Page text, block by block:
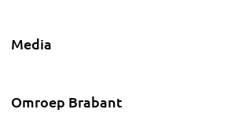
Media
Omroep Brabant